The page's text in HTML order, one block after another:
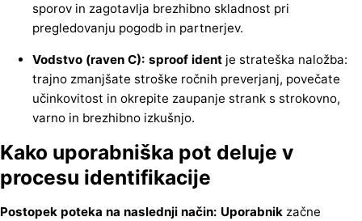
sporov in zagotavlja brezhibno skladnost pri
pregledovanju pogodb in partnerjev.
Vodstvo (raven C): sproof ident je strateška naložba:
trajno zmanjšate stroške ročnih preverjanj, povečate
učinkovitost in okrepite zaupanje strank s strokovno,
varno in brezhibno izkušnjo.
Kako uporabniška pot deluje v
procesu identifikacije
Postopek poteka na naslednji način: Uporabnik začne